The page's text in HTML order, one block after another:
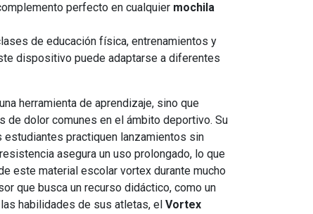
perfecto en cualquier mochila
de educación física, entrenamientos y
dispositivo puede adaptarse a diferentes
herramienta de aprendizaje, sino que
de dolor comunes en el ámbito deportivo. Su
practiquen lanzamientos sin
asegura un uso prolongado, lo que
este material escolar vortex durante mucho
que busca un recurso didáctico, como un
habilidades de sus atletas, el Vortex